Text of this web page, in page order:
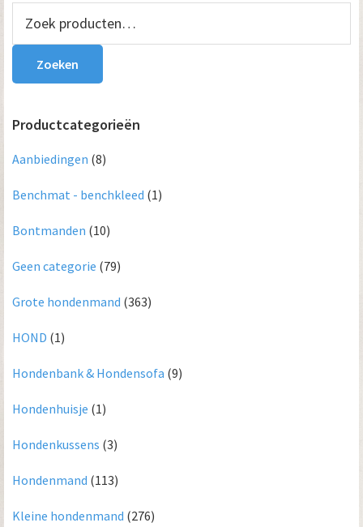
Primaire
Sidebar
naar:
Zoeken
Productcategorieën
Aanbiedingen (8)
Benchmat - benchkleed (1)
Bontmanden (10)
Geen categorie (79)
Grote hondenmand (363)
HOND (1)
Hondenbank & Hondensofa (9)
Hondenhuisje (1)
Hondenkussens (3)
Hondenmand (113)
Kleine hondenmand (276)